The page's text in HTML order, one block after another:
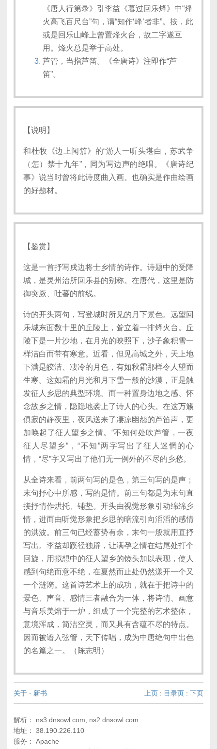
《唐人行第录》引李益《暮过回乐烽》中“烽
火高飞百尺台”句，谓“知作‘峰’者非”。按，此
或是回乐山峰上曾置烽火台，故二字遂互
用。烽火总是举于高处。
芦管，当指芦笛。《全唐诗》注即作“芦
笛”。
【说明】
和杜牧《边上闻笳》的“游人一听头堪白，苏武争
（怎）禁十九年”，同为写边声的绝唱。《唐诗纪
事》说当时曾将此诗度曲入画。也确实是作曲绘画
的好题材。
【鉴赏】
这是一首抒写戍边将士乡情的诗作。诗题中的受降
城，是灵州治所回乐县的别称。在唐代，这里是防
御突厥、吐蕃的前线。
诗的开头两句，写登城时所见的月下景色。远望回
乐城东面数十里的丘陵上，耸立着一排烽火台。丘
陵下是一片沙地，在月光的映照下，沙子象积雪一
样洁白而带有寒意。近看，但见高城之外，天上地
下满是皎洁、凄冷的月色，有如秋霜那样令人望而
生寒。这如霜的月光和月下雪一般的沙漠，正是触
发征人乡思的典型环境。而一种置身边地之感、怀
念故乡之情，隐隐地袭上了诗人的心头。在这万籁
俱寂的静夜里，夜风送来了凄凉幽怨的芦笛声，更
加唤起了征人望乡之情。“不知何处吹芦管，一夜
征人尽望乡”，“不知”两字写出了征人迷惘的心
情，“尽”字又写出了他们无一例外的不尽的乡愁。
从全诗来看，前两句写的是色，第三句写的是声；
末句抒心中所感，写的是情。前三句都是为末句直
接抒情作烘托、铺垫。开头由视觉形象引动绵绵乡
情，进而由听觉形象把乡思的暗流引向滔滔的感情
的洪波。前三句已经蓄势有余，末句一般就用直抒
写出。李益却蹊径独辟，让满孕之情在结尾处打个
回旋，用拟想中的征人望乡的镜头加以表现，使人
感到句绝而意不绝，在夏然而止处仍然漾开一个又
一个涟漪。这首诗艺术上的成功，就在于把诗中的
景色、声音、感情三者融合为一体，将诗情、画意
与音乐美熔于一炉，组成了一个完整的艺术整体，
意境浑成，简洁空灵，而又具有含蕴不尽的特点。
因而被谱入弦管，天下传唱，成为中唐绝句中出色
的名篇之一。（陈志明）
关于 - 新书 上页 : 目录页 : 下页
解析： ns3.dnsowl.com, ns2.dnsowl.com
地址： 38.190.226.110
服务： Apache